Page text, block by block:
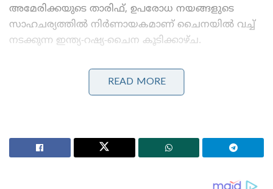
അമേരിക്കയുടെ താരിഫ്, ഉപരോധ നയങ്ങളുടെ
സാഹചര്യത്തിൽ നിർണായകമാണ് ചൈനയിൽ വച്ച്
നടക്കുന്ന ഇന്ത്യ-റഷ്യ-ചൈന കൂടിക്കാഴ്ച.
Stories you may like
ആർ.ജി കർ കേസ്: തെളിവ് നശിപ്പിക്കലിൽ സമഗ്ര
അന്വേഷണത്തിന് പ്രത്യേക സി.ബി.ഐ സംഘത്തെ
READ MORE